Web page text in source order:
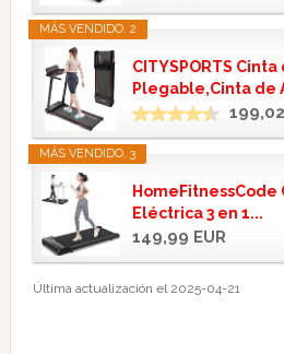
MÁS VENDIDO. 2
CITYSPORTS
Plegable,Cinta de
MÁS VENDIDO. 3
HomeFitnessCode
Eléctrica 3 en 1...
149,99 EUR
Última actualización el 2025-04-21